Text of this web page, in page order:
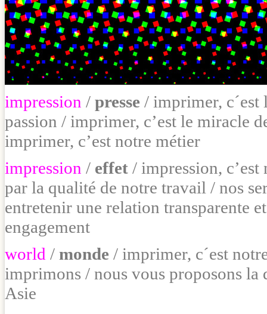
impression / presse / imprimer, c´est
passion / imprimer, c’est le miracle
imprimer, c’est notre métier
impression / effet / impression,
par la qualité de notre travail / nos
entretenir une relation transparente
engagement
world / monde / imprimer, c´est
imprimons / nous vous proposons
Asie